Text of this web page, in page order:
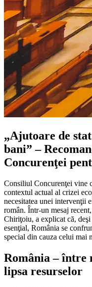
„Ajutoare de
bani” –
Concurenţei
Consiliul Concurenţei vine
contextul actual al crizei
necesitatea unei intervenţii
român. Într-un mesaj
Chiriţoiu, a explicat că,
esenţial, România se
special din cauza celui mai
România – între
lipsa resurselor